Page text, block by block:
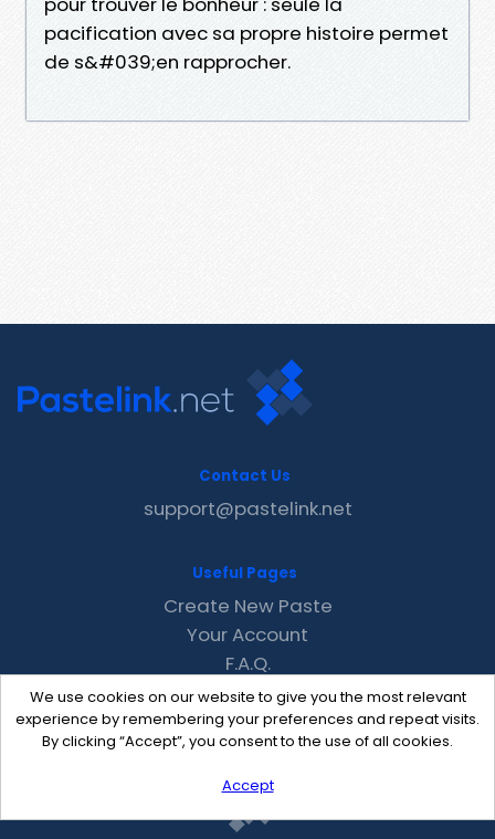
pacification avec sa propre histoire permet
de s&#039;en rapprocher.
We use cookies on our website to give you the most relevant
experience by remembering your preferences and repeat visits.
By clicking “Accept”, you consent to the use of all cookies.
Accept
Contact Us
support@pastelink.net
Useful Pages
Create New Paste
Your Account
F.A.Q.
Recent
Contact